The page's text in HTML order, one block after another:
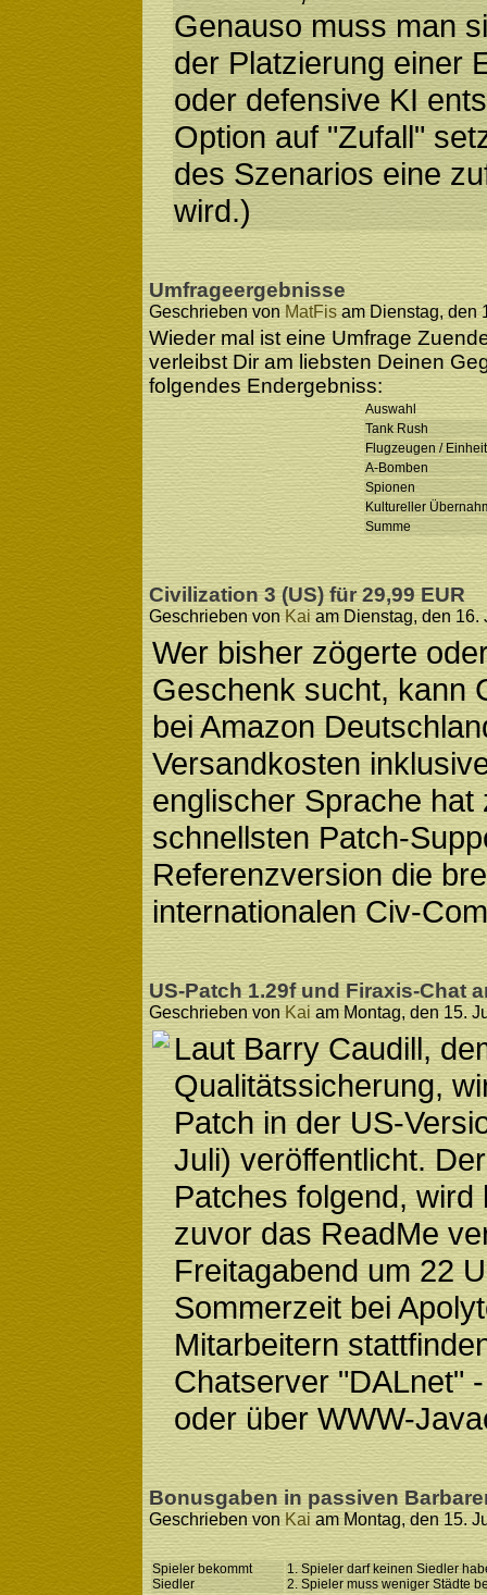
Genauso muss man
der Platzierung einer
oder defensive KI
Option auf "Zufall"
des Szenarios eine
wird.)
Umfrageergebnisse
Geschrieben von MatFisam Dienstag, den
Wieder mal ist eine Umfrage
verleibst Dir am liebsten Deinen
folgendes Endergebniss:
Auswahl
Tank Rush
Flugzeugen /
A-Bomben
Spionen
Kultureller
Summe
Civilization 3 (US) für 29,99 EUR
Geschrieben von Kaiam Dienstag, den 16.
Wer bisher zögerte
Geschenk sucht, kann
bei Amazon
Versandkosten
englischer Sprache hat
schnellsten Patch-
Referenzversion die
internationalen Civ-
US-Patch 1.29f und Firaxis-Chat
Geschrieben vonKai am Montag, den 15.
Laut Barry Caudill,
Qualitätssicherung,
Patch in der US-
Juli) veröffentlicht.
Patches folgend,
zuvor das ReadMe
Freitagabend um 22
Sommerzeit bei
Mitarbeitern
Chatserver "DALnet"
oder über WWW-
Bonusgaben in passiven
Geschrieben von Kai am Montag, den 15.
Spieler bekommt
Siedler
1. Spieler darf keinen Siedler
2. Spieler muss weniger Städte